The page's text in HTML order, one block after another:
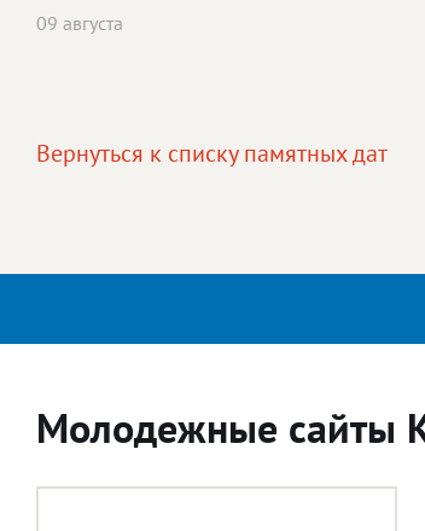
09 августа
Вернуться к списку памятных дат
Молодежные сайты